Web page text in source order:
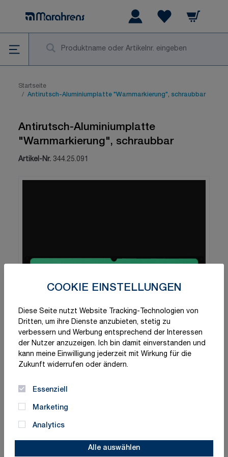
COOKIE EINSTELLUNGEN
Diese Seite nutzt Website Tracking-Technologien von
Dritten, um ihre Dienste anzubieten, stetig zu
verbessern und Werbung entsprechend der Interessen
der Nutzer anzuzeigen. Ich bin damit einverstanden und
kann meine Einwilligung jederzeit mit Wirkung für die
Zukunft widerrufen oder ändern.
Essenziell
Marketing
Analytics
Alle auswählen
Warenkorb
Startseite
/ Antirutsch-Aluminiumplatte "Warnmarkierung", schraubbar
Antirutsch-Aluminiumplatte
"Warnmarkierung", schraubbar
Artikel-Nr. 344.25.091